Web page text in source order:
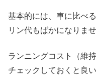
基本的には、車に比べ
リン代もばかになりませ
ランニングコスト（維
チェックしておくと良